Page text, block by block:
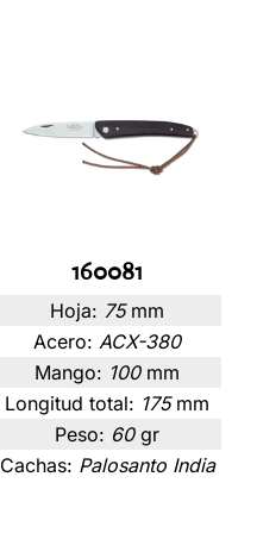
160081
Hoja: 75 mm
Acero: ACX-380
Mango: 100 mm
Longitud total: 175 mm
Peso: 60 gr
Cachas: Palosanto India